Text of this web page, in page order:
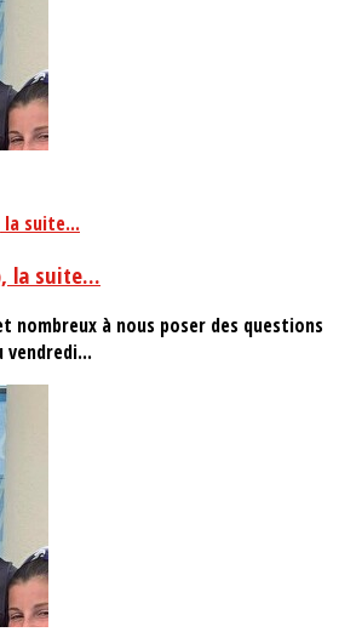
la suite...
nombreux à nous poser des questions
vendredi...